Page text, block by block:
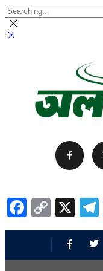
Facebook
Copy
Link
X